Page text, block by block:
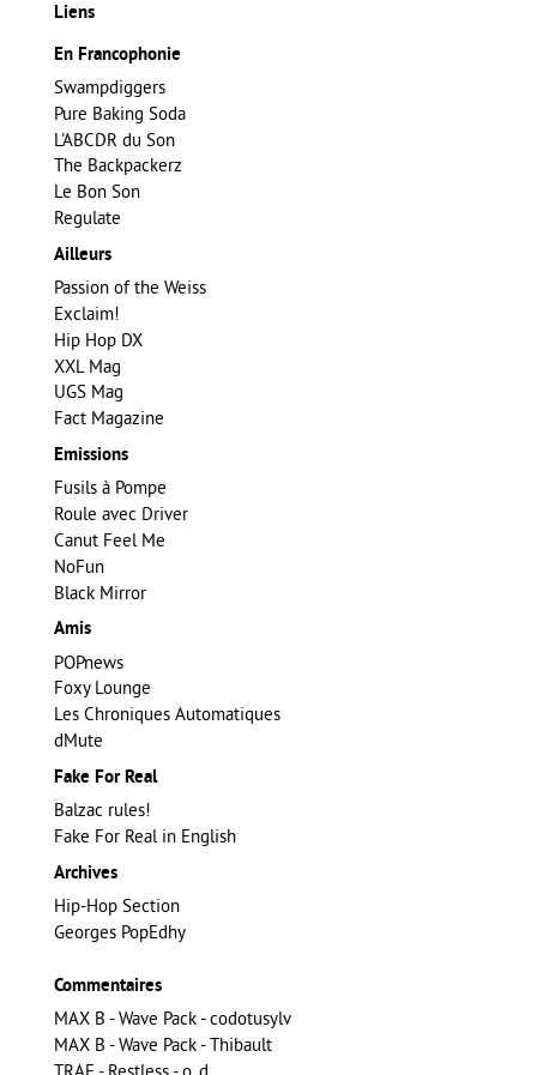
Liens
En Francophonie
Swampdiggers
Pure Baking Soda
L'ABCDR du Son
The Backpackerz
Le Bon Son
Regulate
Ailleurs
Passion of the Weiss
Exclaim!
Hip Hop DX
XXL Mag
UGS Mag
Fact Magazine
Emissions
Fusils à Pompe
Roule avec Driver
Canut Feel Me
NoFun
Black Mirror
Amis
POPnews
Foxy Lounge
Les Chroniques Automatiques
dMute
Fake For Real
Balzac rules!
Fake For Real in English
Archives
Hip-Hop Section
Georges PopEdhy
Commentaires
MAX B - Wave Pack - codotusylv
MAX B - Wave Pack - Thibault